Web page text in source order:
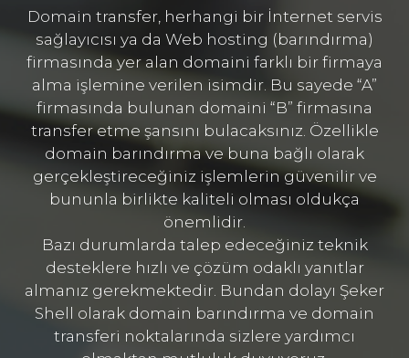
Domain transfer, herhangi bir İnternet servis
sağlayıcısı ya da Web hosting (barındırma)
firmasında yer alan domaini farklı bir firmaya
alma işlemine verilen isimdir. Bu sayede “A”
firmasında bulunan domaini “B” firmasına
transfer etme şansını bulacaksınız. Özellikle
domain barındırma ve buna bağlı olarak
gerçekleştireceğiniz işlemlerin güvenilir ve
bununla birlikte kaliteli olması oldukça
önemlidir.
Bazı durumlarda talep edeceğiniz teknik
desteklere hızlı ve çözüm odaklı yanıtlar
almanız gerekmektedir. Bundan dolayı Şeker
Shell olarak domain barındırma ve domain
transferi noktalarında sizlere yardımcı